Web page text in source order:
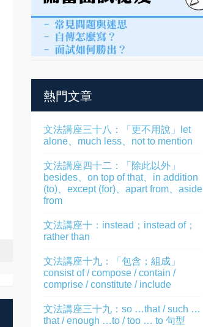
熱門文章
文法講座三十八：「更不用說」let
alone、much less、not to mention
文法講座四十二：「除此以外」
besides、on top of that、in addition
(to)、except (for)、apart from、aside
from
文法講座十：instead；instead of；
rather than
文法講座十九：「包含；組成」
consist of / compose / contain /
comprise / constitute / include
文法講座三十九：so …that / such …
that / enough …to / too … to 句型